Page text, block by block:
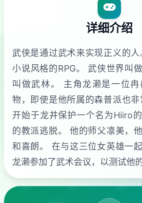
详细介绍
武侠是通过武术来实现正义的
小说风格的RPG。 武侠世界叫
叫做武林。 主角龙濑是一位
物，即使是他所属的森普派也
开始于龙井保护一个名为Hiiro
的教派逃脱。 他的师父凛美，
和喜朗。 在与这三位女英雄一
龙濑参加了武术会议，以测试他的